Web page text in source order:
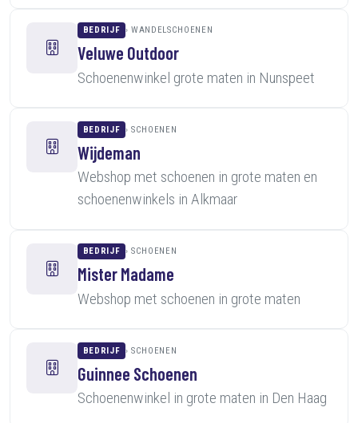
BEDRIJF WANDELSCHOENEN
Veluwe Outdoor
Schoenenwinkel grote maten in Nunspeet
BEDRIJF SCHOENEN
Wijdeman
Webshop met schoenen in grote maten en
schoenenwinkels in Alkmaar
BEDRIJF SCHOENEN
Mister Madame
Webshop met schoenen in grote maten
BEDRIJF SCHOENEN
Guinnee Schoenen
Schoenenwinkel in grote maten in Den Haag